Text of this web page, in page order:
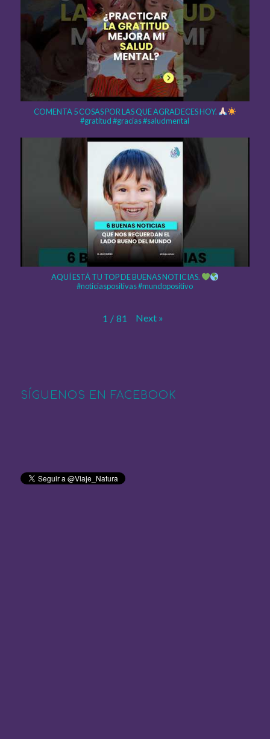
COMENTA 5 COSAS POR LAS QUE AGRADECES HOY.
#gratitud #gracias #saludmental
AQUÍ ESTÁ TU TOP DE BUENAS NOTICIAS.
#noticiaspositivas #mundopositivo
1 / 81 Next »
SÍGUENOS EN FACEBOOK